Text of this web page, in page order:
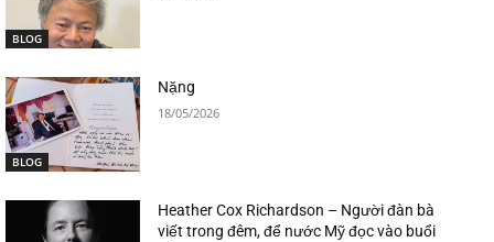
BLOG
BLOG
Nặng
18/05/2026
Heather Cox Richardson – Người đàn bà
viết trong đêm, để nước Mỹ đọc vào buổi